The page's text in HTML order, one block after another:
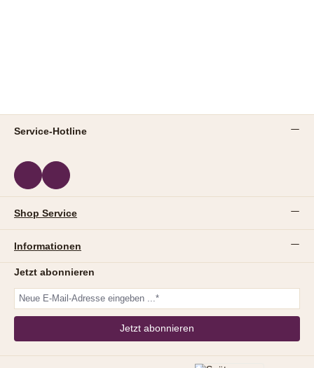
Service-Hotline
Shop Service
Informationen
Jetzt abonnieren
Jetzt abonnieren